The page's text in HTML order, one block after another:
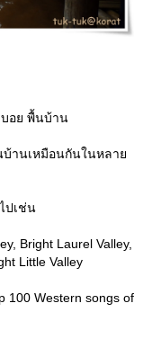
บอย พื้นบ้าน
บ้านเหมือนกันในหลา
ปเช่น
Bright Laurel Valley,
Little Valley
100 Western songs of